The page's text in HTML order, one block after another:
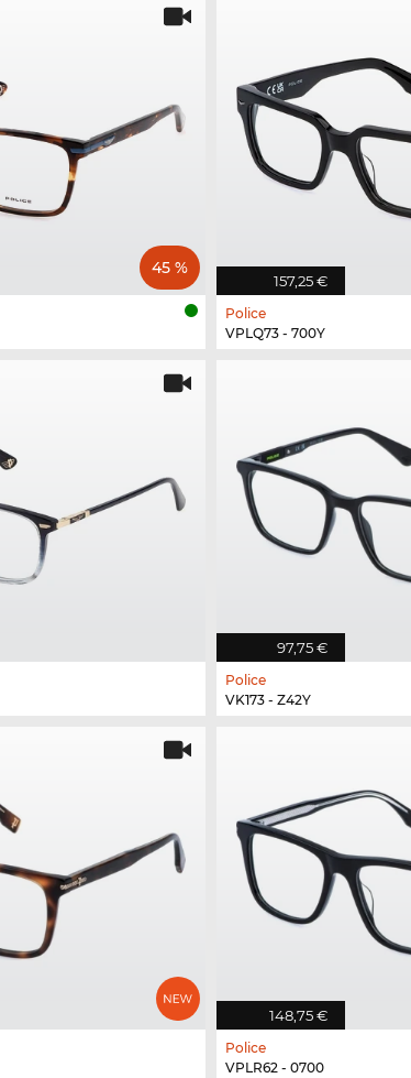
45 %
157,25 €
Police
VPLQ73 - 700Y
97,75 €
Police
VK173 - Z42Y
148,75 €
Police
VPLR62 - 0700